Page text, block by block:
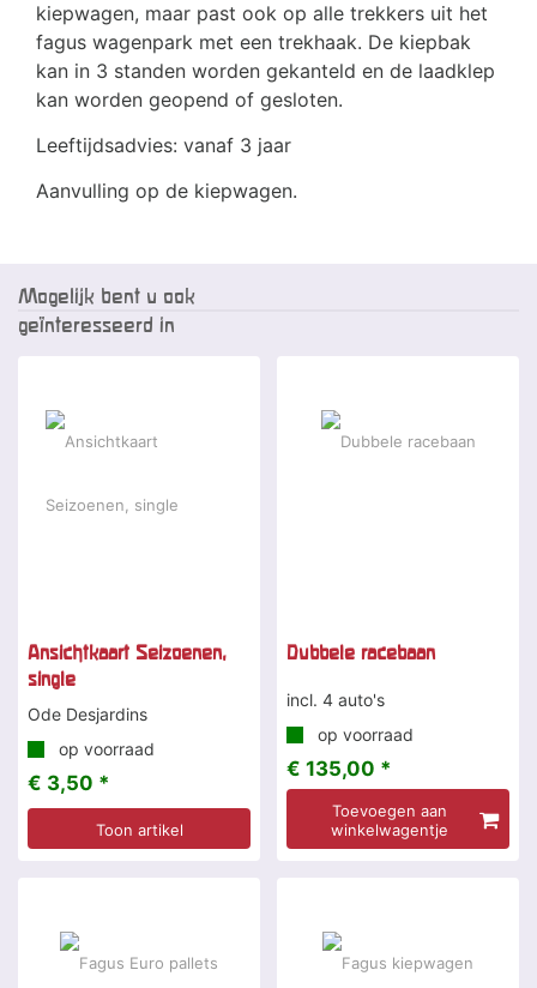
kiepwagen, maar past ook op alle trekkers uit het
fagus wagenpark met een trekhaak. De kiepbak
kan in 3 standen worden gekanteld en de laadklep
kan worden geopend of gesloten.
Leeftijdsadvies: vanaf 3 jaar
Aanvulling op de kiepwagen.
Mogelijk bent u ook
geïnteresseerd in
Ansichtkaart Seizoenen,
single
Ode Desjardins
op voorraad
€ 3,50 *
Toon artikel
Dubbele racebaan
incl. 4 auto's
op voorraad
€ 135,00 *
Toevoegen aan
winkelwagentje